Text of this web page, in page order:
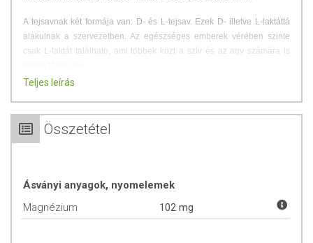
A tejsavnak két formája van: D- és L-tejsav. Ezek D- illetve L-laktáttá
alakulnak a szervezetben. Az egészséges emberek vérében szinte
csak L-laktát található, ami többek közt a szív és az agy számára is
lehetővé, de a hasznos L-laktáttal is ellát, D-laktát nélkül. Emellett
tejszármazékot (laktózt, kazeint), csak a nevében hasonlít a
laktózra. A magnézium-laktát a magnéziumnak a tejsavval
alkotott sója. Tejsavat az izmaink is termelnek erős fizikai
Teljes leírás
Összetétel
Ásványi anyagok, nyomelemek
Magnézium
102 mg